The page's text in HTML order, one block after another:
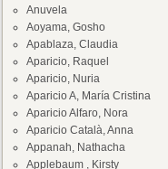
Anuvela
Aoyama, Gosho
Apablaza, Claudia
Aparicio, Raquel
Aparicio, Nuria
Aparicio A, María Cristina
Aparicio Alfaro, Nora
Aparicio Català, Anna
Appanah, Nathacha
Applebaum , Kirsty